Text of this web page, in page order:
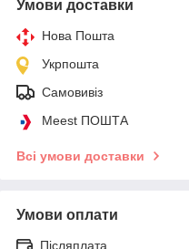
Умови доставки
Нова Пошта
Укрпошта
Самовивіз
Meest ПОШТА
Всі умови доставки
Умови оплати
Післяплата